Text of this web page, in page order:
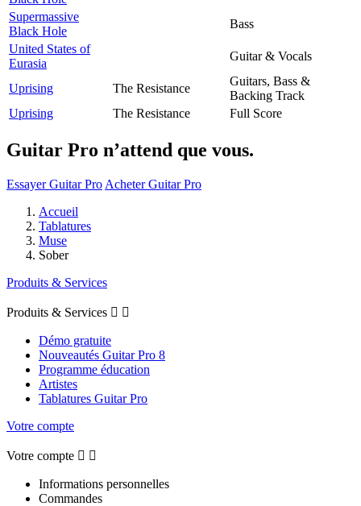
Supermassive
Black Hole
Bass
United States of
Eurasia
Guitar & Vocals
Uprising The Resistance
Guitars, Bass &
Backing Track
Uprising
The Resistance Full Score
Guitar Pro n’attend que vous.
Essayer Guitar Pro Acheter Guitar Pro
Accueil
Tablatures
Muse
Sober
Produits & Services
Produits & Services  
Démo gratuite
Nouveautés Guitar Pro 8
Programme éducation
Artistes
Tablatures Guitar Pro
Votre compte
Votre compte  
Informations personnelles
Commandes